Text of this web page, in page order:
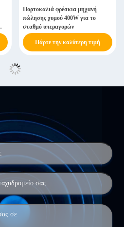
Πορτοκαλιά φρέσκια μηχανή
πώλησης χυμού 400W για το
σταθμό υπεραγορών
Πάρτε την καλύτερη τιμή